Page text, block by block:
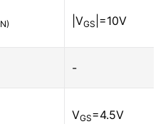
|VGS |=10V
-
VGS=4.5V